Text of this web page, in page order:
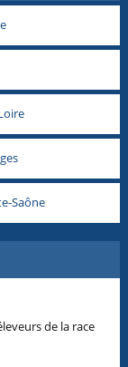
Saône
de la race